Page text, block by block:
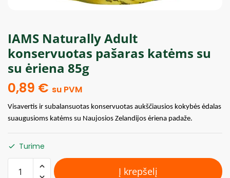
IAMS Naturally Adult
konservuotas pašaras katėms su
su ėriena 85g
0,89 € su PVM
Visavertis ir subalansuotas konservuotas aukščiausios kokybės ėdalas
suaugusioms katėms su Naujosios Zelandijos ėriena padaže.
Turime
Į krepšelį